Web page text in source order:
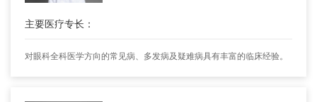
主要医疗专长：
对眼科全科医学方向的常见病、多发病及疑难病具有丰富的临床经验。